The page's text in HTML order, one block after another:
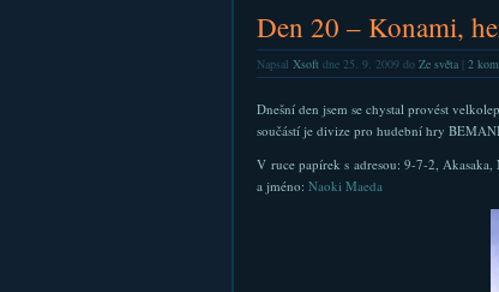
Den 20 – Konami,
Napsal Xsoftdne 25. 9. 2009 do Ze světa| 2
Dnešní den jsem se chystal provést
součástí je divize pro hudební hry
V ruce papírek s adresou: 9-7-2,
a jméno: Naoki Maeda